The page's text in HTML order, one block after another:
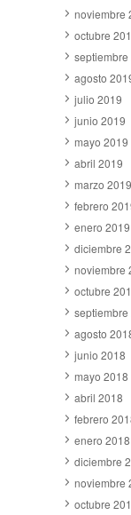
noviembre
octubre
septiembre
agosto
julio 2019
junio 2019
mayo 2019
abril 2019
marzo 2019
febrero
enero 2019
diciembre
noviembre
octubre
septiembre
agosto
junio 2018
mayo 2018
abril 2018
febrero
enero 2018
diciembre
noviembre
octubre